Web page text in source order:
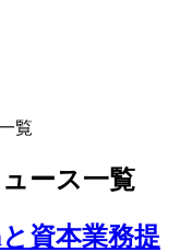
覧
ース一覧
資本業務提